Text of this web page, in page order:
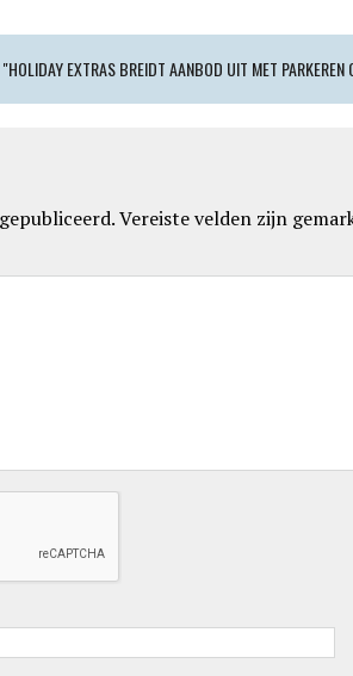
EXTRAS BREIDT AANBOD UIT MET PARKEREN
Vereiste velden zijn